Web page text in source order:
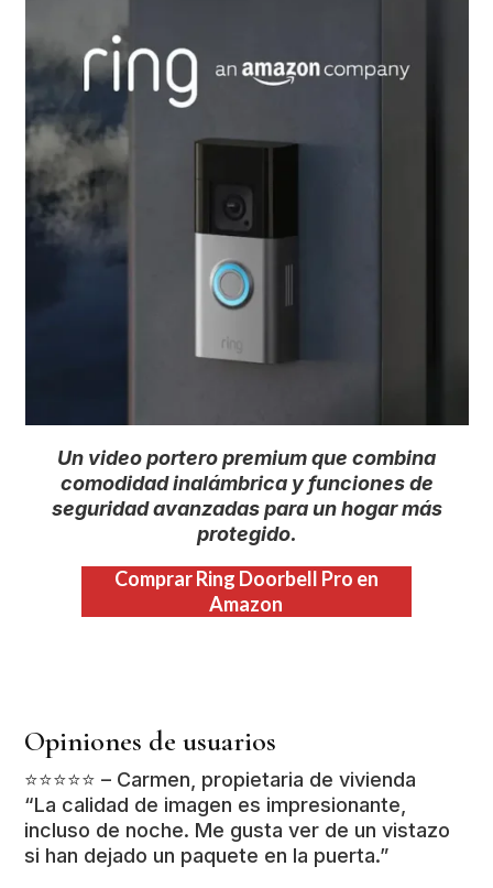
Un video portero premium que combina
comodidad inalámbrica y funciones de
seguridad avanzadas para un hogar más
protegido.
Comprar Ring Doorbell Pro en
Amazon
Opiniones de usuarios
⭐️⭐️⭐️⭐️⭐️ – Carmen, propietaria de vivienda
“La calidad de imagen es impresionante,
incluso de noche. Me gusta ver de un vistazo
si han dejado un paquete en la puerta.”